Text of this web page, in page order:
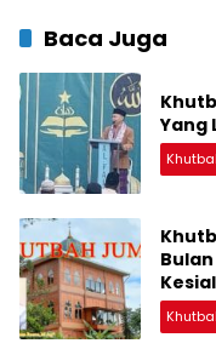
Baca Juga
Yang